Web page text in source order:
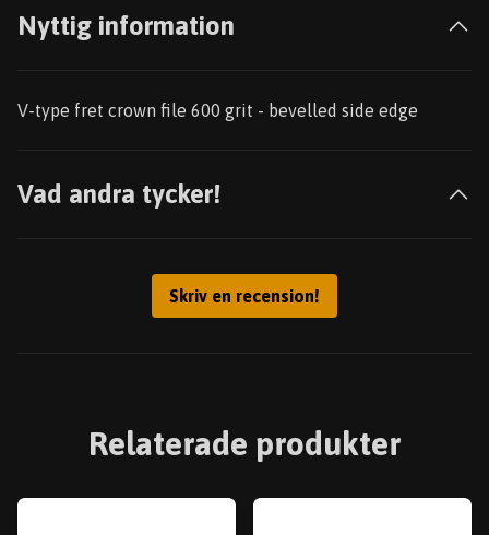
Nyttig information
V-type fret crown file 600 grit - bevelled side edge
Vad andra tycker!
Skriv en recension!
Relaterade produkter